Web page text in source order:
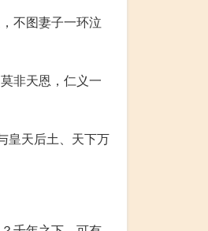
不图妻子一环泣
非天恩，仁义一
皇天后土、天下万